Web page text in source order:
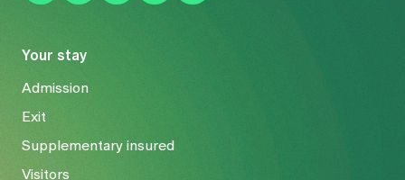
Your stay
Admission
Exit
Supplementary insured
Visitors